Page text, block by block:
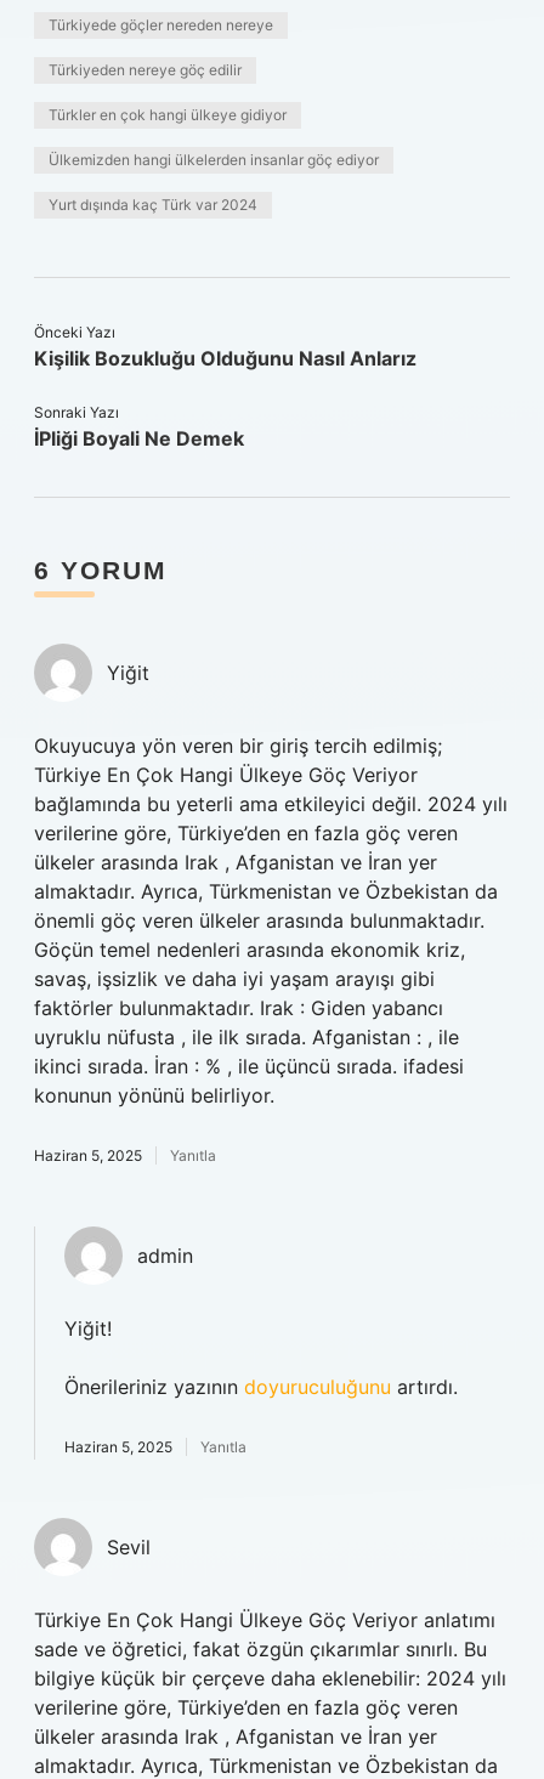
Türkiyede göçler nereden nereye
Türkiyeden nereye göç edilir
Türkler en çok hangi ülkeye gidiyor
Ülkemizden hangi ülkelerden insanlar göç ediyor
Yurt dışında kaç Türk var 2024
Önceki Yazı
Kişilik Bozukluğu Olduğunu Nasıl Anlarız
Sonraki Yazı
İPliği Boyali Ne Demek
6 YORUM
Yiğit
Okuyucuya yön veren bir giriş tercih edilmiş;
Türkiye En Çok Hangi Ülkeye Göç Veriyor
bağlamında bu yeterli ama etkileyici değil. 2024 yılı
verilerine göre, Türkiye’den en fazla göç veren
ülkeler arasında Irak , Afganistan ve İran yer
almaktadır. Ayrıca, Türkmenistan ve Özbekistan da
önemli göç veren ülkeler arasında bulunmaktadır.
Göçün temel nedenleri arasında ekonomik kriz,
savaş, işsizlik ve daha iyi yaşam arayışı gibi
faktörler bulunmaktadır. Irak : Giden yabancı
uyruklu nüfusta , ile ilk sırada. Afganistan : , ile
ikinci sırada. İran : % , ile üçüncü sırada. ifadesi
konunun yönünü belirliyor.
Haziran 5, 2025 Yanıtla
admin
Yiğit!
Önerileriniz yazının doyuruculuğunu artırdı.
Haziran 5, 2025 Yanıtla
Sevil
Türkiye En Çok Hangi Ülkeye Göç Veriyor anlatımı
sade ve öğretici, fakat özgün çıkarımlar sınırlı. Bu
bilgiye küçük bir çerçeve daha eklenebilir: 2024 yılı
verilerine göre, Türkiye’den en fazla göç veren
ülkeler arasında Irak , Afganistan ve İran yer
almaktadır. Ayrıca, Türkmenistan ve Özbekistan da